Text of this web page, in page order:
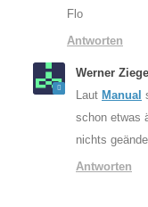
Flo
Antworten
Werner
Laut Manual
schon etwas
nichts
Antworten